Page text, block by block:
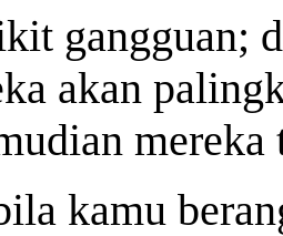
gangguan;
akan
kamu